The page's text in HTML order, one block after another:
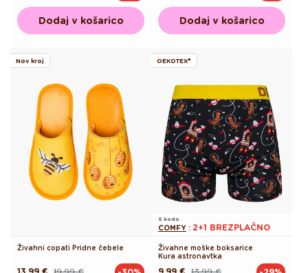
Dodaj v košarico Dodaj v košarico
Nov kroj
Živahni copati Pridne čebele
OEKOTEX®
S kodo
COMFY : 2+1 BREZPLAČNO
Živahne moške boksarice
Kura astronavtka